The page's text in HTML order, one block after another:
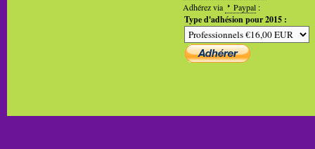
Adhérez via
Paypal :
Type d'adhésion pour 2015 :